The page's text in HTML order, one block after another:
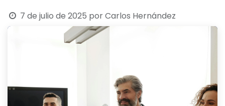
7 de julio de 2025 porCarlos Hernández